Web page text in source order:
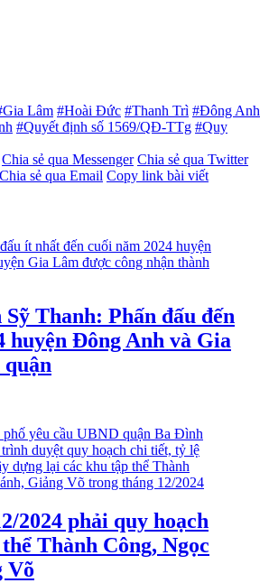
Lâm #Hoài Đức #Thanh Trì #Đông Anh
#Quyết định số 1569/QĐ-TTg #Quy
Chia sẻ qua Messenger Chia sẻ qua Twitter
Chia sẻ qua Email Copy link bài viết
Thanh: Phấn đấu đến
huyện Đông Anh và Gia
2024 phải quy hoạch
Thành Công, Ngọc
Võ